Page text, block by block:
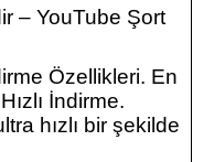
– YouTube Şort
Özellikleri. En
İndirme.
hızlı bir şekilde